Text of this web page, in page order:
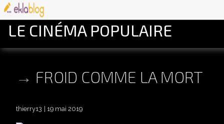
LE CINÉMA POPULAIRE
FROID COMME LA MORT
thierry13 19 mai 2019